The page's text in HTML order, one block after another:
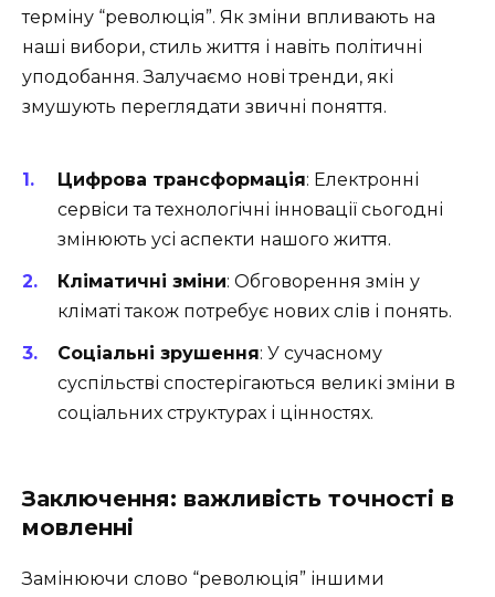
терміну “революція”. Як зміни впливають на
наші вибори, стиль життя і навіть політичні
уподобання. Залучаємо нові тренди, які
змушують переглядати звичні поняття.
Цифрова трансформація: Електронні
сервіси та технологічні інновації сьогодні
змінюють усі аспекти нашого життя.
Кліматичні зміни: Обговорення змін у
кліматі також потребує нових слів і понять.
Соціальні зрушення: У сучасному
суспільстві спостерігаються великі зміни в
соціальних структурах і цінностях.
Заключення: важливість точності в
мовленні
Замінюючи слово “революція” іншими